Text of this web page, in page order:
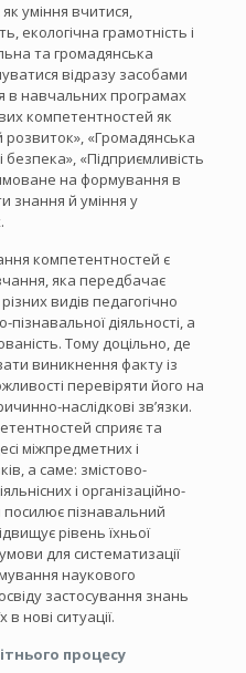
уміння вчитися,
екологічна грамотність і
та громадянська
відразу засобами
в навчальних програмах
компетентностей як
розвиток», «Громадянська
безпека», «Підприємливість
на формування в
знання й уміння у
компетентностей є
яка передбачає
видів педагогічно
діяльності, а
Тому доцільно, де
виникнення факту із
перевіряти його на
наслідкові зв’язки.
сприяє та
міжпредметних і
а саме: змістово-
і організаційно-
пізнавальний
рівень їхньої
для систематизації
наукового
застосування знань
нові ситуації.
процесу